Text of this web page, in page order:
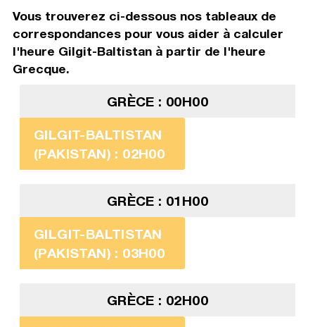
Vous trouverez ci-dessous nos tableaux de
correspondances pour vous aider à calculer
l'heure Gilgit-Baltistan à partir de l'heure
Grecque.
GRÈCE : 00H00
GILGIT-BALTISTAN
(PAKISTAN) : 02H00
GRÈCE : 01H00
GILGIT-BALTISTAN
(PAKISTAN) : 03H00
GRÈCE : 02H00